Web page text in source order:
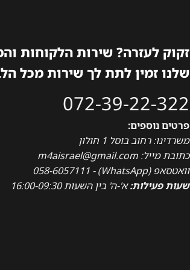
זקוק לעזרה? שירות הלקוחות
שלנו זמין לתת לך שירות מכל
072-39-22-322
פרטים נוספים:
משרדינו: רחוב בוסל 1 חולון
כתובת מייל: m4aisrael@gmail.com
וואטסאפ (WhatsApp) - 058-6057111
שעות פעילות:א'-ה' בין השעות 16:00-09:30